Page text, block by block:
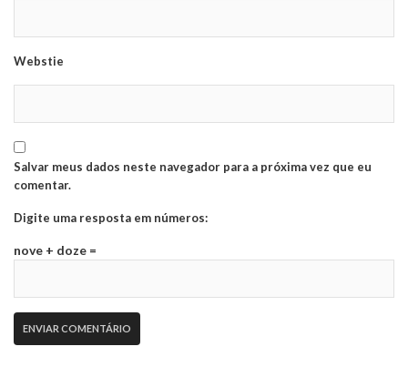
Webstie
Salvar meus dados neste navegador para a próxima vez que eu
comentar.
Digite uma resposta em números:
nove + doze =